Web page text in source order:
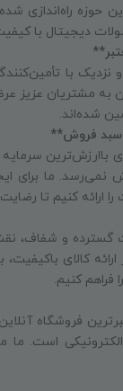
حوزه
دیجیتال با
با
به مشتریان عزیز
شده‌اند.
سبد فروش**
باارزش‌ترین
نمی‌رسد. ما برای
را ارائه کنیم تا
گسترده و شفاف،
ارائه کالای
فراهم کنیم.
فروشگاه
است. ما